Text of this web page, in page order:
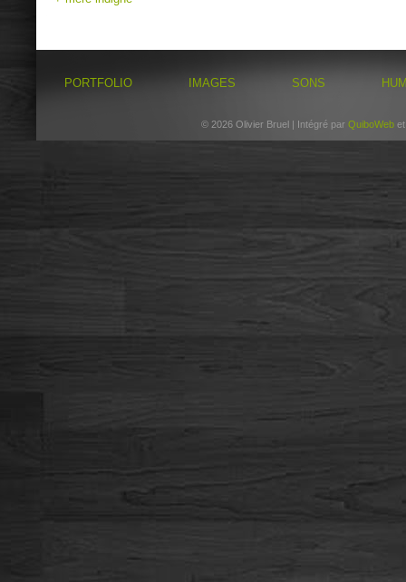
PORTFOLIO IMAGES SONS
© 2026 Olivier Bruel | Intégré par QuiboWeb